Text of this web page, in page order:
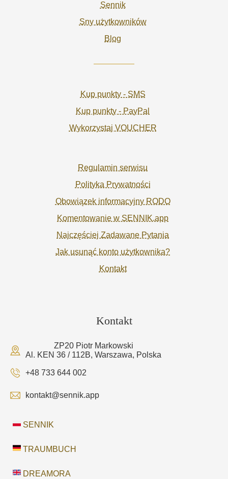
Sennik
Sny użytkowników
Blog
Kup punkty - SMS
Kup punkty - PayPal
Wykorzystaj VOUCHER
Regulamin serwisu
Polityka Prywatności
Obowiązek informacyjny RODO
Komentowanie w SENNIK.app
Najczęściej Zadawane Pytania
Jak usunąć konto użytkownika?
Kontakt
Kontakt
ZP20 Piotr Markowski
Al. KEN 36 / 112B, Warszawa, Polska
+48 733 644 002
kontakt@sennik.app
SENNIK
TRAUMBUCH
DREAMORA